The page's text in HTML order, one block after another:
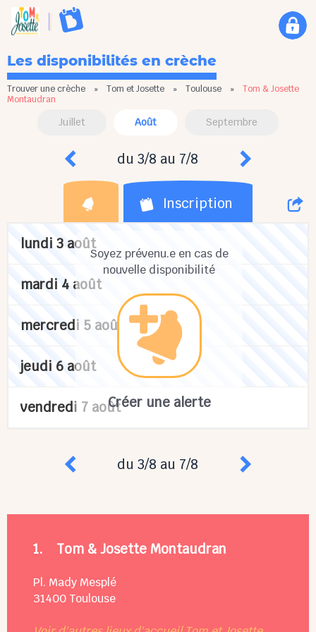
Les disponibilités en crèche
Trouver une crèche » Tom et Josette » Toulouse » Tom & Josette
Montaudran
Juillet Août Septembre
du 3/8 au 7/8
Inscription
Soyez prévenu.e en cas de
nouvelle disponibilité
Créer une alerte
lundi 3 août
mardi 4 août
mercredi 5 août
jeudi 6 août
vendredi 7 août
du 3/8 au 7/8
1. Tom & Josette Montaudran
Pl. Mady Mesplé
31400 Toulouse